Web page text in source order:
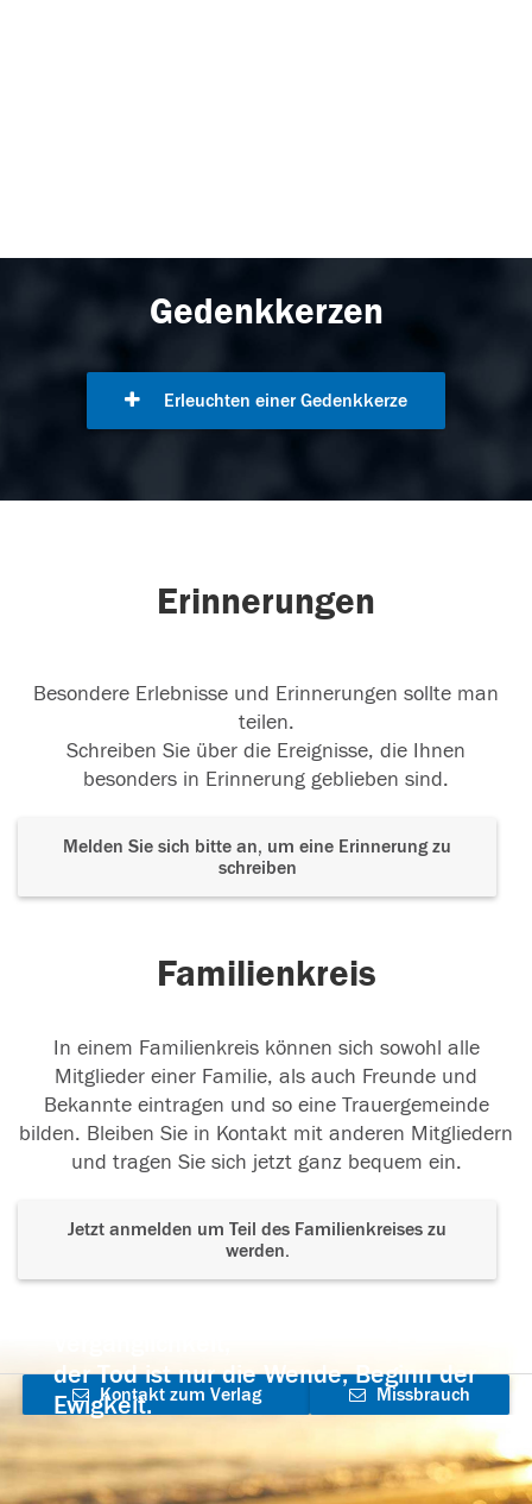
Gedenkkerzen
Erleuchten einer Gedenkkerze
Erinnerungen
Besondere Erlebnisse und Erinnerungen sollte man
teilen.
Schreiben Sie über die Ereignisse, die Ihnen
besonders in Erinnerung geblieben sind.
Melden Sie sich bitte an, um eine Erinnerung zu
schreiben
Familienkreis
In einem Familienkreis können sich sowohl alle
Mitglieder einer Familie, als auch Freunde und
Bekannte eintragen und so eine Trauergemeinde
bilden. Bleiben Sie in Kontakt mit anderen Mitgliedern
und tragen Sie sich jetzt ganz bequem ein.
Jetzt anmelden um Teil des Familienkreises zu
werden.
der Tod ist nur die Wende, Beginn der
Ewigkeit.
Kontakt zum Verlag
aufnehmen
Missbrauch